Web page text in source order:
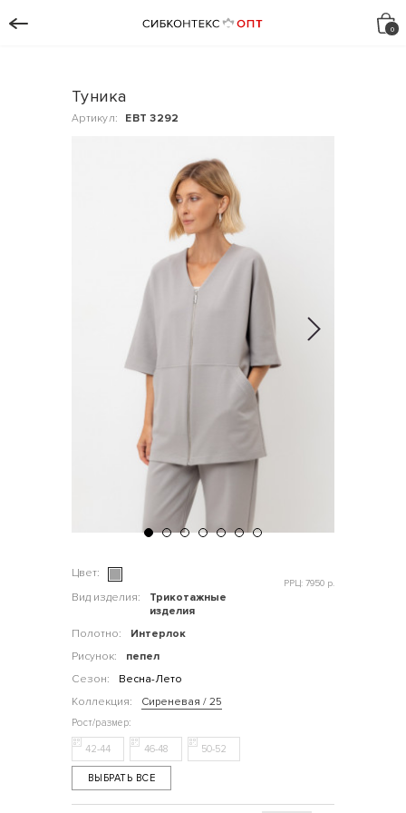
Туника
Артикул: ЕВТ 3292
Цвет:
Вид изделия:
Трикотажные
изделия
Полотно:
Интерлок
Рисунок:
пепел
Сезон:
Весна-Лето
Коллекция:
Сиреневая / 25
РРЦ: 7950 р.
42-44 46-48 50-52
ВЫБРАТЬ ВСЕ